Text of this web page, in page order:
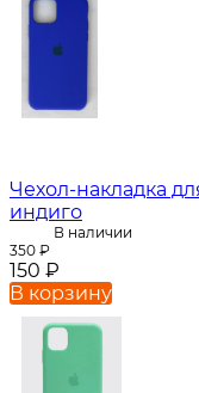
Чехол-накладка
индиго
В наличии
350 ₽
150 ₽
В корзину